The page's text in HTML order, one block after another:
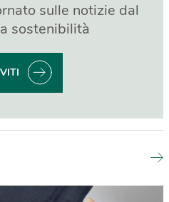
sulle notizie dal
sostenibilità